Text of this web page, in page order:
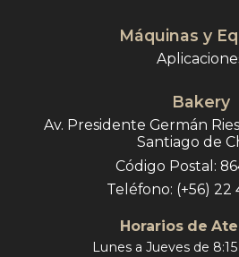
Máquinas y
Bakery
Av. Presidente Germán
Santiago de
Código Postal:
Teléfono: (+56) 22
Horarios de
Lunes a Jueves de 8:15